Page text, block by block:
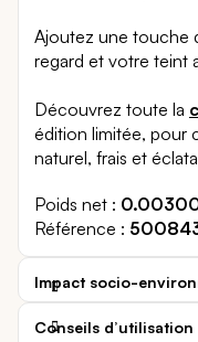
Ajoutez une touche
regard et votre teint
Découvrez toute la
édition limitée, pour
naturel, frais et
Poids net
Référence
Impact socio-
Conseils d’utilisation